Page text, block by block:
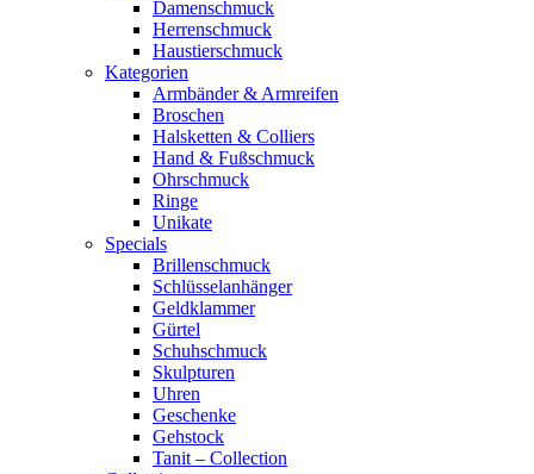
Damenschmuck
Herrenschmuck
Haustierschmuck
Kategorien
Armbänder & Armreifen
Broschen
Halsketten & Colliers
Hand & Fußschmuck
Ohrschmuck
Ringe
Unikate
Specials
Brillenschmuck
Schlüsselanhänger
Geldklammer
Gürtel
Schuhschmuck
Skulpturen
Uhren
Geschenke
Gehstock
Tanit – Collection